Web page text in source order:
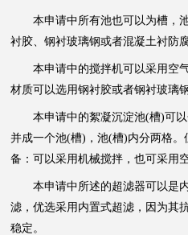
本申请中所有池也可以为槽，池
衬胶、钢衬玻璃钢或者混凝土衬防
本申请中的搅拌机可以采用空气
材质可以选用钢衬胶或者钢衬玻璃钢
本申请中的絮凝沉淀池(槽)可以
并成一个池(槽)，池(槽)内分两格
备：可以采用机械搅拌，也可采用
本申请中所述的超滤器可以是内
滤，优选采用内置式超滤，因为其
稳定。